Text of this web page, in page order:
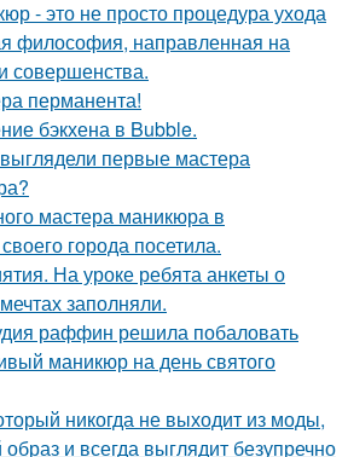
- это не просто процедура ухода
философия, направленная на
совершенства.
перманента!
бэкхена в Bubble.
первые мастера
мастера маникюра в
города посетила.
На уроке ребята анкеты о
заполняли.
раффин решила побаловать
маникюр на день святого
никогда не выходит из моды,
и всегда выглядит безупречно